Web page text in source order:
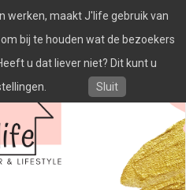
werken, maakt J'life gebruik van
bij te houden wat de bezoekers
u dat liever niet? Dit kunt u
Sluit